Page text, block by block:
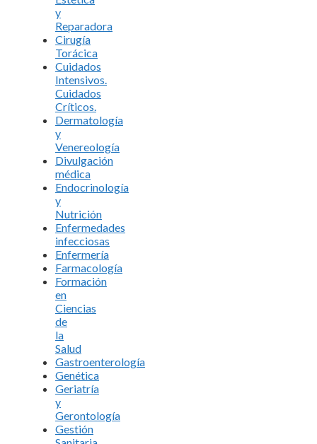
y
Reparadora
Cirugía
Torácica
Cuidados
Intensivos.
Cuidados
Críticos.
Dermatología
y
Venereología
Divulgación
médica
Endocrinología
y
Nutrición
Enfermedades
infecciosas
Enfermería
Farmacología
Formación
en
Ciencias
de
la
Salud
Gastroenterología
Genética
Geriatría
y
Gerontología
Gestión